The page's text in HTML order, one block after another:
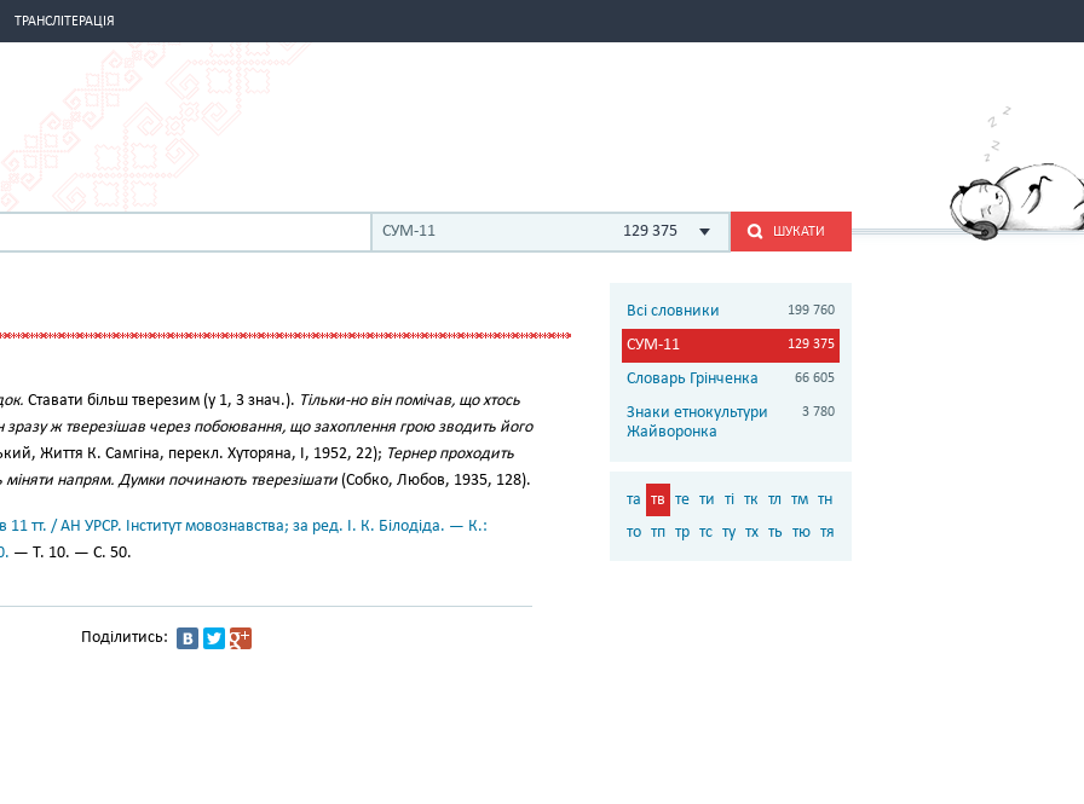
ТРАНСЛІТЕРАЦІЯ
СУМ-11 129 375 ШУКАТИ
Ставати більш тверезим (у 1, 3 знач.). Тільки-но він помічав, що хтось
зразу ж тверезішав через побоювання, що захоплення грою зводить його
Життя К. Самгіна, перекл. Хуторяна, І, 1952, 22); Тернер проходить
напрям. Думки починають тверезішати (Собко, Любов, 1935, 128).
11 тт. / АН УРСР. Інститут мовознавства; за ред. І. К. Білодіда. — К.:
— Т. 10. — С. 50.
Поділитись:
Всі словники 199 760
СУМ-11 129 375
Словарь Грінченка 66 605
Знаки етнокультури
Жайворонка
3 780
та тв те ти ті тк тл тм тн
то тп тр тс ту тх ть тю тя